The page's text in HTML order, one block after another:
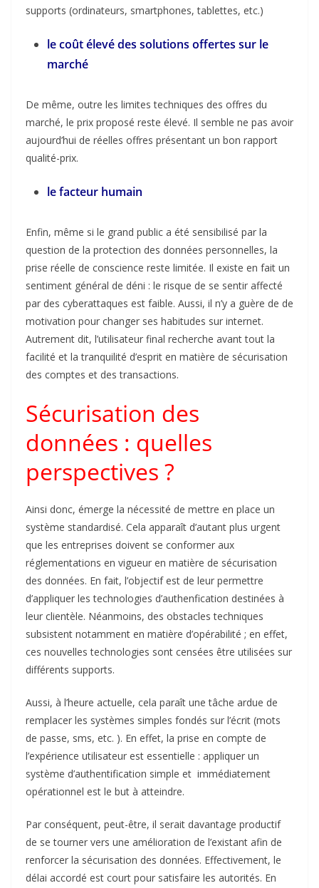
supports (ordinateurs, smartphones, tablettes, etc.)
le coût élevé des solutions offertes sur le
marché
De même, outre les limites techniques des offres du
marché, le prix proposé reste élevé. Il semble ne pas avoir
aujourd’hui de réelles offres présentant un bon rapport
qualité-prix.
le facteur humain
Enfin, même si le grand public a été sensibilisé par la
question de la protection des données personnelles, la
prise réelle de conscience reste limitée. Il existe en fait un
sentiment général de déni : le risque de se sentir affecté
par des cyberattaques est faible. Aussi, il n’y a guère de de
motivation pour changer ses habitudes sur internet.
Autrement dit, l’utilisateur final recherche avant tout la
facilité et la tranquilité d’esprit en matière de sécurisation
des comptes et des transactions.
Sécurisation des
données : quelles
perspectives ?
Ainsi donc, émerge la nécessité de mettre en place un
système standardisé. Cela apparaît d’autant plus urgent
que les entreprises doivent se conformer aux
réglementations en vigueur en matière de sécurisation
des données. En fait, l’objectif est de leur permettre
d’appliquer les technologies d’authenfication destinées à
leur clientèle. Néanmoins, des obstacles techniques
subsistent notamment en matière d’opérabilité ; en effet,
ces nouvelles technologies sont censées être utilisées sur
différents supports.
Aussi, à l’heure actuelle, cela paraît une tâche ardue de
remplacer les systèmes simples fondés sur l’écrit (mots
de passe, sms, etc. ). En effet, la prise en compte de
l’expérience utilisateur est essentielle : appliquer un
système d’authentification simple et immédiatement
opérationnel est le but à atteindre.
Par conséquent, peut-être, il serait davantage productif
de se tourner vers une amélioration de l’existant afin de
renforcer la sécurisation des données. Effectivement, le
délai accordé est court pour satisfaire les autorités. En